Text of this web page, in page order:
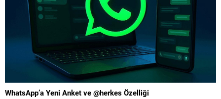
WhatsApp’a Yeni Anket ve @herkes Özelliği